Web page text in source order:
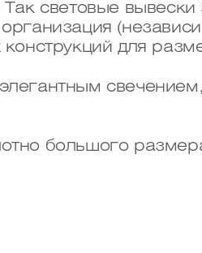
световые
для
большого